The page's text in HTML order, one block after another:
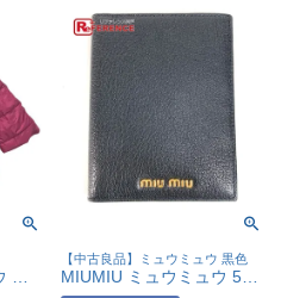
MIUMIU ミュウミュウ ロゴ フード付き ポンチョ ショート ダウン アパレル アウター 羽織 トップス ポンチョ ダウンジャケット ポリアミド /ナイロン レディース ピンク系 【中古】
【中古良品】ミュウミュウ 黒色
MIUMIU ミュウミュウ 5MD001 名刺入れ パスケース ロゴ 2つ折り ステーショナリー カードケース レザー レディース ブラック 【中古】